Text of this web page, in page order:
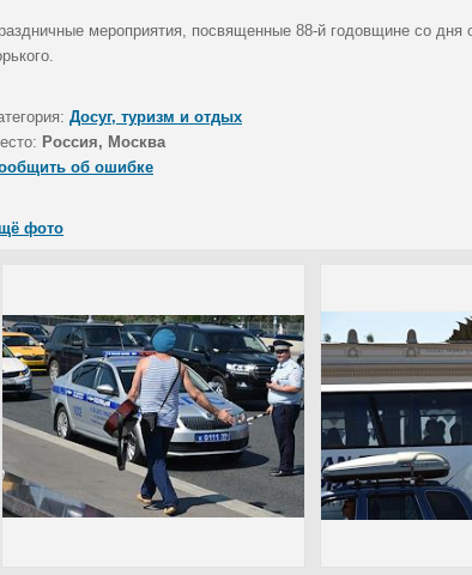
мероприятия, посвященные 88-й годовщине со
Досуг, туризм и отдых
Россия, Москва
об ошибке
фото